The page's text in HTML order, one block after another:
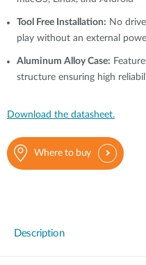
Tool Free Installation: No
play without an external
Aluminum Alloy Case:
structure ensuring high
Download the datasheet.
Where to buy
Description